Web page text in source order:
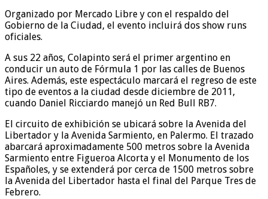
Organizado por Mercado Libre y con el respaldo del
Gobierno de la Ciudad, el evento incluirá dos show runs
oficiales.
A sus 22 años, Colapinto será el primer argentino en
conducir un auto de Fórmula 1 por las calles de Buenos
Aires. Además, este espectáculo marcará el regreso de este
tipo de eventos a la ciudad desde diciembre de 2011,
cuando Daniel Ricciardo manejó un Red Bull RB7.
El circuito de exhibición se ubicará sobre la Avenida del
Libertador y la Avenida Sarmiento, en Palermo. El trazado
abarcará aproximadamente 500 metros sobre la Avenida
Sarmiento entre Figueroa Alcorta y el Monumento de los
Españoles, y se extenderá por cerca de 1500 metros sobre
la Avenida del Libertador hasta el final del Parque Tres de
Febrero.